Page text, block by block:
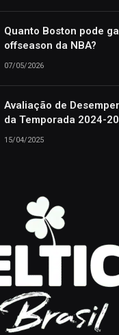
Quanto Boston pode
offseason da NBA?
07/05/2026
Avaliação de
da Temporada 2024-
15/04/2025